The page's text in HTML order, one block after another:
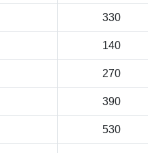
330
140
270
390
530